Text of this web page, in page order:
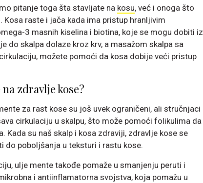
pitanje toga šta stavljate na kosu, već i onoga što
Kosa raste i jača kada ima pristup hranljivim
3 masnih kiselina i biotina, koje se mogu dobiti iz
do skalpa dolaze kroz krv, a masažom skalpa sa
možete pomoći da kosa dobije veći pristup
zdravlje kose?
za rast kose su još uvek ograničeni, ali stručnjaci
cirkulaciju u skalpu, što može pomoći folikulima da
Kada su naš skalp i kosa zdraviji, zdravlje kose se
do poboljšanja u teksturi i rastu kose.
ulje mente takođe pomaže u smanjenju peruti i
i antiinflamatorna svojstva, koja pomažu u